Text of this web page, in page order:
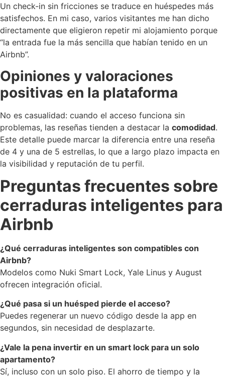
Un check-in sin fricciones se traduce en huéspedes más
satisfechos. En mi caso, varios visitantes me han dicho
directamente que eligieron repetir mi alojamiento porque
“la entrada fue la más sencilla que habían tenido en un
Airbnb”.
Opiniones y valoraciones
positivas en la plataforma
No es casualidad: cuando el acceso funciona sin
problemas, las reseñas tienden a destacar la comodidad.
Este detalle puede marcar la diferencia entre una reseña
de 4 y una de 5 estrellas, lo que a largo plazo impacta en
la visibilidad y reputación de tu perfil.
Preguntas frecuentes sobre
cerraduras inteligentes para
Airbnb
¿Qué cerraduras inteligentes son compatibles con
Airbnb?
Modelos como Nuki Smart Lock, Yale Linus y August
ofrecen integración oficial.
¿Qué pasa si un huésped pierde el acceso?
Puedes regenerar un nuevo código desde la app en
segundos, sin necesidad de desplazarte.
¿Vale la pena invertir en un smart lock para un solo
apartamento?
Sí, incluso con un solo piso. El ahorro de tiempo y la